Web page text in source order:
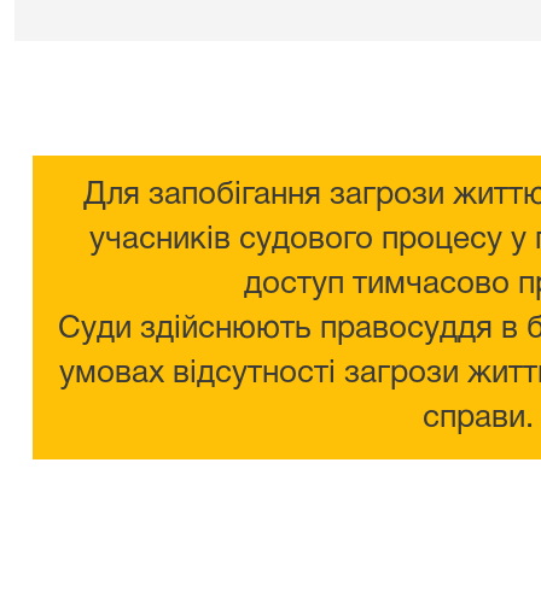
Для запобігання загрози
учасників судового процесу у
доступ тимчасово
Суди здійснюють правосуддя в
умовах відсутності загрози
справи.